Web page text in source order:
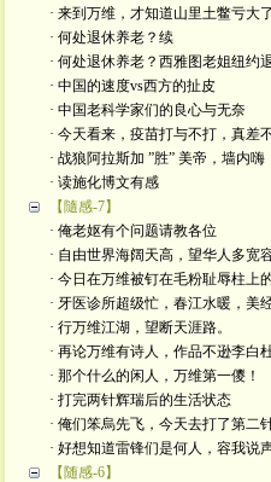
· 来到万维，才知道山里土鳖亏大了
· 何处退休养老？续
· 何处退休养老？西雅图老姐纽约
· 中国的速度vs西方的扯皮
· 中国老科学家们的良心与无奈
· 今天看来，疫苗打与不打，真差
· 战狼阿拉斯加 ”胜” 美帝，墙内嗨
· 读施化博文有感
【隨感-7】
· 俺老妪有个问题请教各位
· 自由世界海阔天高，望华人多宽
· 今日在万维被钉在毛粉耻辱柱上
· 牙医诊所超级忙，春江水暖，美
· 行万维江湖，望断天涯路。
· 再论万维有诗人，作品不逊李白
· 那个什么的闲人，万维第一儍！
· 打完两针辉瑞后的生活状态
· 俺们笨烏先飞，今天去打了第二
· 好想知道雷锋们是何人，容我说
【随感-6】